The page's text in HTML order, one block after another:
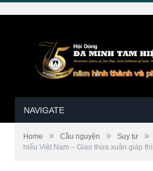
NAVIGATE
Home » Cầu nguyện » Suy tư »
hiếu Việt Nam – Giao thừa xuân giáp